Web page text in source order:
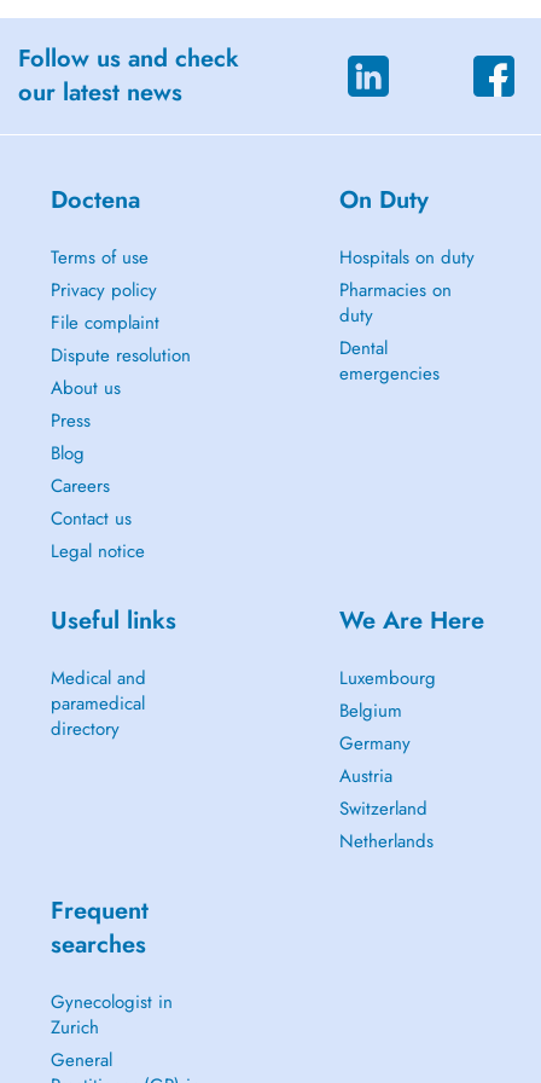
Urogynäkologische Zertifizierung AGUB I
Fähigkeitsausweis Schwangerschaftsultraschall SGUM
2013 Schwerpunkt Operative Gynäkologie und Geburtshilfe FMH
2004 Medizinstudium Universität Zürich, Staatsexamen
MITGLIEDSCHAFTEN
Schweizerische Gesellschaft für Gynäkologie und Geburtshilfe, SGGG
Verbindung der Schweizer Ärztinnen und Ärzte, FMH
Arbeitsgemeinschaft für Urogynäkologie und Beckenbodenpathologie,
AUG
Arbeitsgemeinschaft für Urogynäkologie und plastische
Beckenbodenrekonstruktion, AGUB
International Urogynecological Association, IUGA
Schweizerische Gesellschaft für Ultraschall in der Medizin
Schweizerische Menopausengesellschaft
Follow us and check
our latest news
Doctena
Terms of use
Privacy policy
File complaint
Dispute resolution
About us
Press
Blog
Careers
Contact us
Legal notice
On Duty
Hospitals on duty
Pharmacies on
duty
Dental
emergencies
Useful links
Medical and
paramedical
directory
We Are Here
Luxembourg
Belgium
Germany
Austria
Switzerland
Netherlands
Frequent
searches
Gynecologist in
Zurich
General